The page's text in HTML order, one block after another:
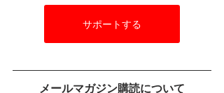
サポートする
メールマガジン購読について